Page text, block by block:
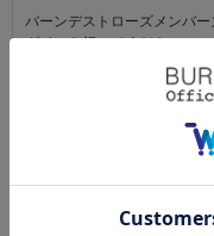
バーンデストローズメンバ
グインを行ってください。
初めてご利用の方・会員以外の
メールアドレスとパスワー